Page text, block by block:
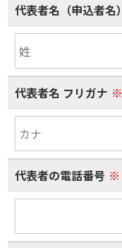
代表者名（申込者名）
代表者名 フリガナ ※
代表者の電話番号 ※